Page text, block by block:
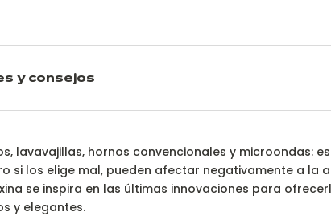
y consejos
lavavajillas, hornos convencionales y microondas:
si los elige mal, pueden afectar negativamente a la
se inspira en las últimas innovaciones para
y elegantes.